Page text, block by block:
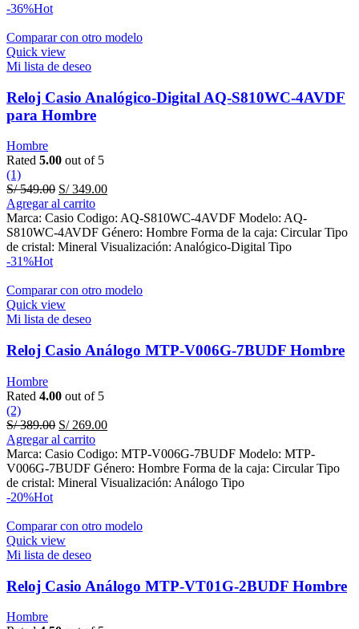
-36%Hot
Comparar con otro modelo
Quick view
Mi lista de deseo
Reloj Casio Analógico-Digital AQ-S810WC-4AVDF
para Hombre
Hombre
Rated 5.00 out of 5
(1)
S/549.00 Original
price
was:
S/ 549.00.
S/349.00Current
is:
S/ 349.00.
Agregar al carrito
Marca: Casio Codigo: AQ-S810WC-4AVDF Modelo: AQ-
S810WC-4AVDF Género: Hombre Forma de la caja: Circular Tipo
de cristal: Mineral Visualización: Analógico-Digital Tipo
-31%Hot
Comparar con otro modelo
Quick view
Mi lista de deseo
Reloj Casio Análogo MTP-V006G-7BUDF Hombre
Hombre
Rated 4.00 out of 5
(2)
S/389.00 Original
price
was:
S/ 389.00.
S/269.00Current
is:
S/ 269.00.
Agregar al carrito
Marca: Casio Codigo: MTP-V006G-7BUDF Modelo: MTP-
V006G-7BUDF Género: Hombre Forma de la caja: Circular Tipo
de cristal: Mineral Visualización: Análogo Tipo
-20%Hot
Comparar con otro modelo
Quick view
Mi lista de deseo
Reloj Casio Análogo MTP-VT01G-2BUDF Hombre
Hombre